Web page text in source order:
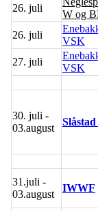
26. juli
W og
26. juli
VSK
27. juli
VSK
30. juli -
03.august
31.juli -
03.august
IWWF